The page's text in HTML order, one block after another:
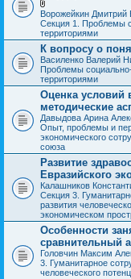
В
л
о
ж
е
н
и
я
Ворожейкин Дмитрий
Секция 1. Проблемы
территориями
К вопросу о
Василенко Валерий
Проблемы
территориями
Оценка условий
методические
Давыдова Арина
Опыт, проблемы и
экономического
союза
Развитие
Евразийского
Калашников
Секция 3.
развития
экономическом
Особенности
сравнительный
Головчин Максим
3. Гуманитарное
человеческого